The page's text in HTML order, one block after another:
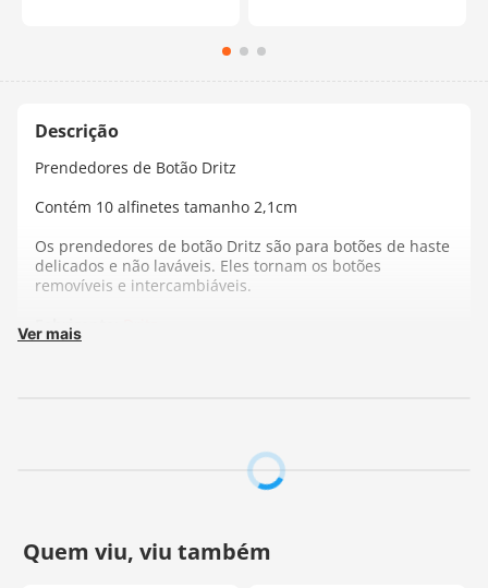
Prendedores de Botão Dritz
Contém 10 alfinetes tamanho 2,1cm
Os prendedores de botão Dritz são para botões de haste
delicados e não laváveis. Eles tornam os botões
removíveis e intercambiáveis.
Fabricante:
Ver mais